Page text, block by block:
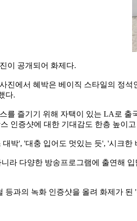
이 공개되어 화제다.
진에서 혜박은 베이직 스타일의 정
다.
를 즐기기 위해 자택이 있는 LA로
인증샷에 대한 기대감도 한층 높이고
박', '대충 입어도 멋있는 듯', '시크
라 다양한 방송프로그램에 출연해
등과의 녹화 인증샷을 올려 화제가